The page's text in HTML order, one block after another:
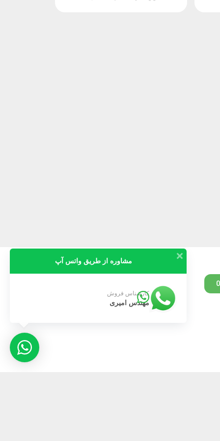
مشاوره از طریق واتس آپ
کارشناس فروش
مهندس امیری